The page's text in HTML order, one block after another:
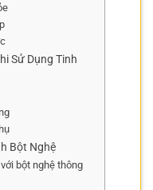
Sử Dụng Tinh
Bột Nghệ
bột nghệ thông